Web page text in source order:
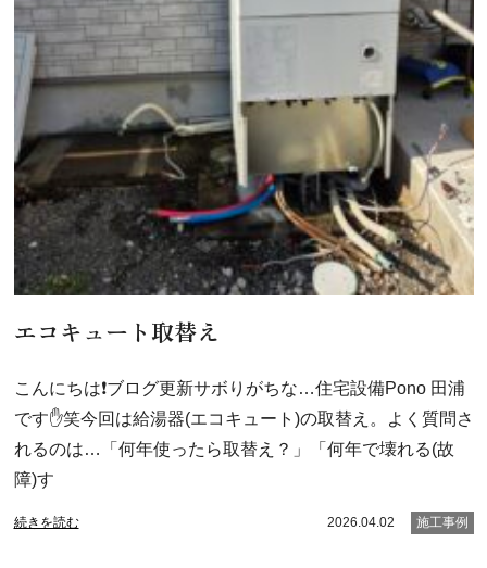
エコキュート取替え
こんにちは❗ブログ更新サボりがちな…住宅設備Pono 田浦
です✋笑今回は給湯器(エコキュート)の取替え。よく質問さ
れるのは…「何年使ったら取替え？」「何年で壊れる(故
障)す
続きを読む 2026.04.02 施工事例